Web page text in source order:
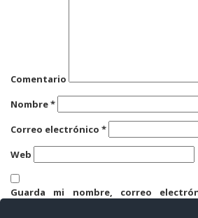
Comentario
Nombre*
Correo electrónico *
Web
Guarda mi nombre, correo